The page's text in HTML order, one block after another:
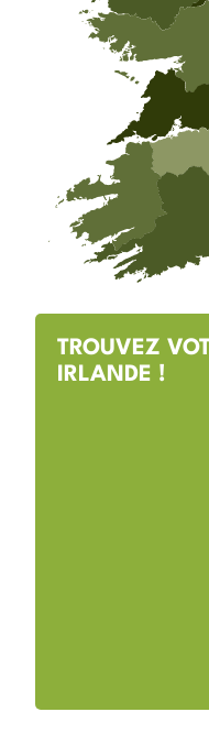
TROUVEZ
IRLANDE !